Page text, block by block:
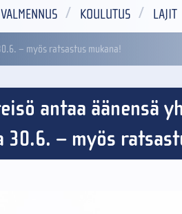
KOULUTUS LAJIT
– myös ratsastus mukana!
antaa äänensä
30.6. – myös